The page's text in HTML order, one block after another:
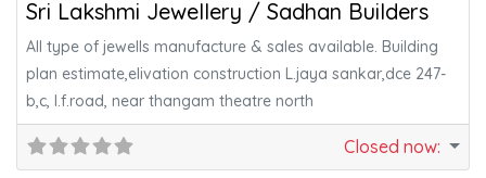
Sri Lakshmi Jewellery / Sadhan Builders
All type of jewells manufacture & sales available. Building
plan estimate,elivation construction L.jaya sankar,dce 247-
b,c, l.f.road, near thangam theatre north
Closed now: